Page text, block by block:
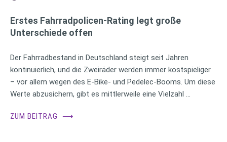
Erstes Fahrradpolicen-Rating legt große
Unterschiede offen
Der Fahrradbestand in Deutschland steigt seit Jahren
kontinuierlich, und die Zweiräder werden immer kostspieliger
– vor allem wegen des E-Bike- und Pedelec-Booms. Um diese
Werte abzusichern, gibt es mittlerweile eine Vielzahl …
ZUM BEITRAG ⟶